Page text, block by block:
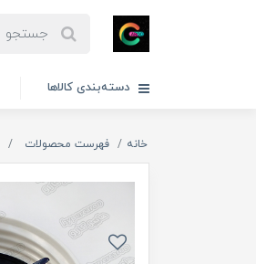
دسته‌بندی کالاها
خانه فهرست محصولات